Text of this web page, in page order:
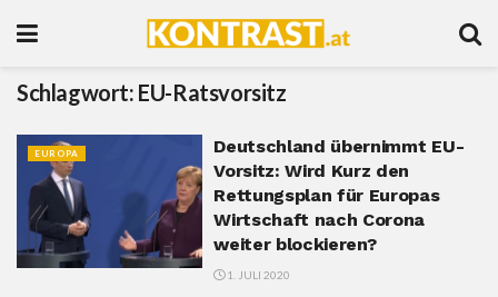
Schlagwort: EU-Ratsvorsitz
EUROPA
Deutschland übernimmt EU-
Vorsitz: Wird Kurz den
Rettungsplan für Europas
Wirtschaft nach Corona
weiter blockieren?
1. JULI 2020